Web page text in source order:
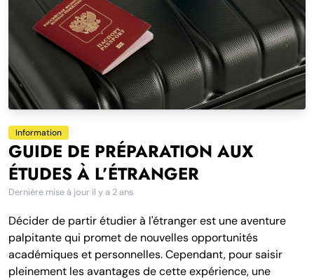
Information
GUIDE DE PRÉPARATION AUX
ÉTUDES À L’ÉTRANGER
Dernière mise à jour il y a 2 ans
Décider de partir étudier à l'étranger est une aventure
palpitante qui promet de nouvelles opportunités
académiques et personnelles. Cependant, pour saisir
pleinement les avantages de cette expérience, une